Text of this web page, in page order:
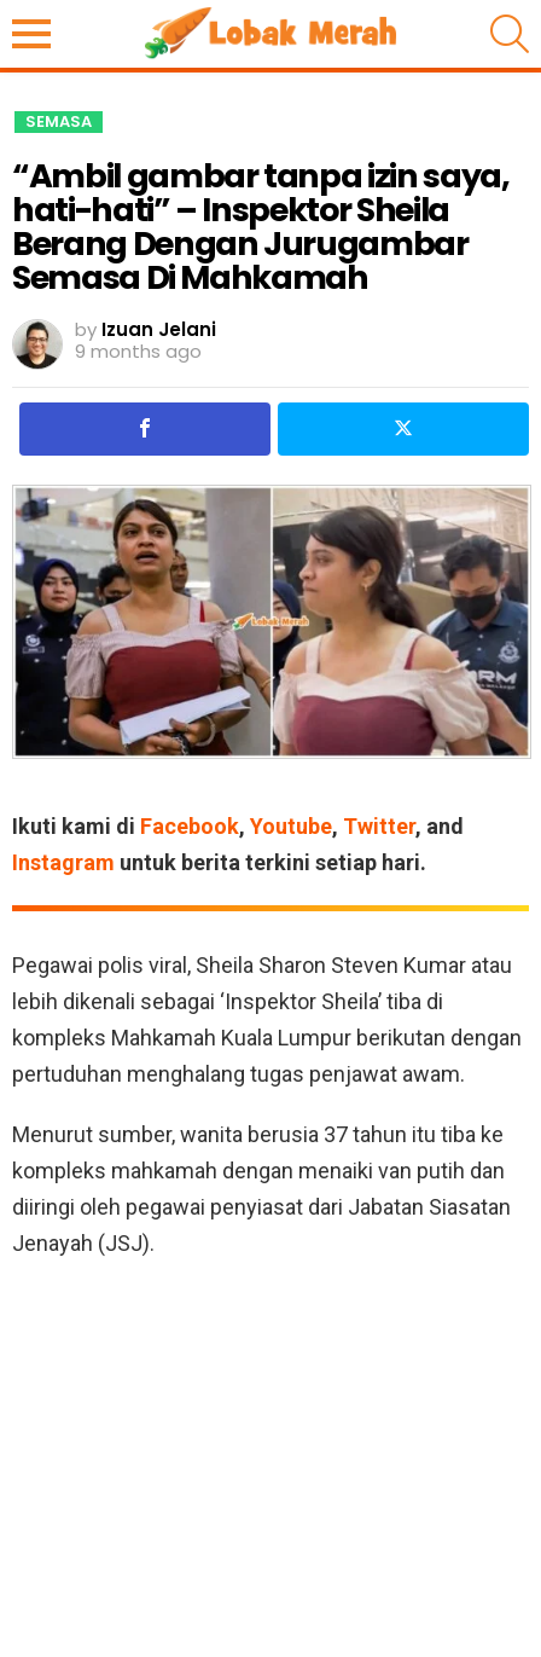
SEMASA
“Ambil gambar tanpa izin saya,
hati-hati” – Inspektor Sheila
Berang Dengan Jurugambar
Semasa Di Mahkamah
by Izuan Jelani
9 months ago
Ikuti kami di Facebook, Youtube, Twitter, and
Instagram untuk berita terkini setiap hari.
Pegawai polis viral, Sheila Sharon Steven Kumar atau
lebih dikenali sebagai ‘Inspektor Sheila’ tiba di
kompleks Mahkamah Kuala Lumpur berikutan dengan
pertuduhan menghalang tugas penjawat awam.
Menurut sumber, wanita berusia 37 tahun itu tiba ke
kompleks mahkamah dengan menaiki van putih dan
diiringi oleh pegawai penyiasat dari Jabatan Siasatan
Jenayah (JSJ).